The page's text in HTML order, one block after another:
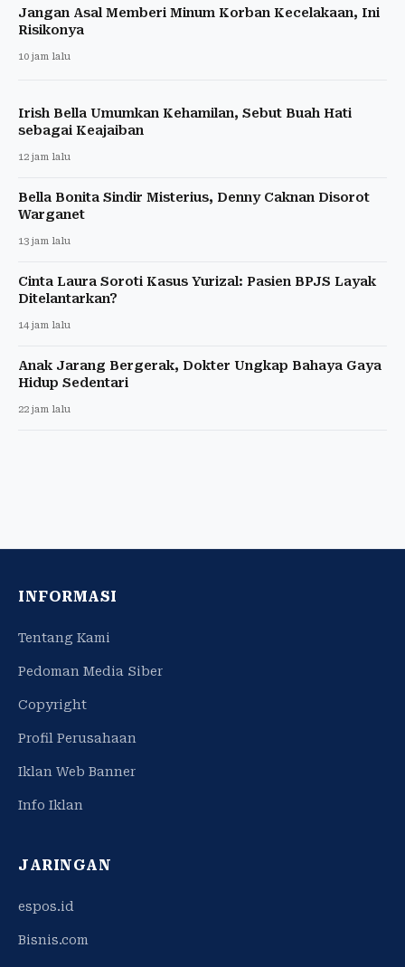
Jangan Asal Memberi Minum Korban Kecelakaan, Ini
Risikonya
10 jam lalu
Irish Bella Umumkan Kehamilan, Sebut Buah Hati
sebagai Keajaiban
12 jam lalu
Bella Bonita Sindir Misterius, Denny Caknan Disorot
Warganet
13 jam lalu
Cinta Laura Soroti Kasus Yurizal: Pasien BPJS Layak
Ditelantarkan?
14 jam lalu
Anak Jarang Bergerak, Dokter Ungkap Bahaya Gaya
Hidup Sedentari
22 jam lalu
INFORMASI
Tentang Kami
Pedoman Media Siber
Copyright
Profil Perusahaan
Iklan Web Banner
Info Iklan
JARINGAN
espos.id
Bisnis.com